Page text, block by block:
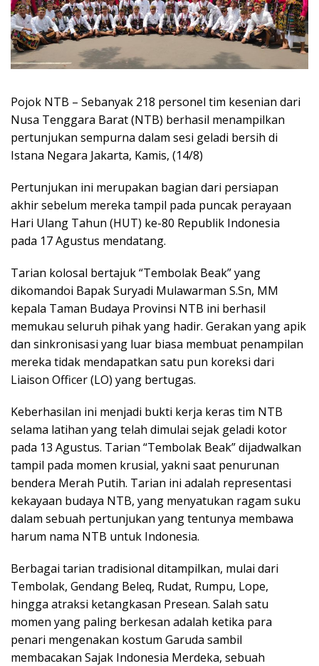
Pojok NTB – Sebanyak 218 personel tim kesenian dari
Nusa Tenggara Barat (NTB) berhasil menampilkan
pertunjukan sempurna dalam sesi geladi bersih di
Istana Negara Jakarta, Kamis, (14/8)
Pertunjukan ini merupakan bagian dari persiapan
akhir sebelum mereka tampil pada puncak perayaan
Hari Ulang Tahun (HUT) ke-80 Republik Indonesia
pada 17 Agustus mendatang.
Tarian kolosal bertajuk “Tembolak Beak” yang
dikomandoi Bapak Suryadi Mulawarman S.Sn, MM
kepala Taman Budaya Provinsi NTB ini berhasil
memukau seluruh pihak yang hadir. Gerakan yang apik
dan sinkronisasi yang luar biasa membuat penampilan
mereka tidak mendapatkan satu pun koreksi dari
Liaison Officer (LO) yang bertugas.
Keberhasilan ini menjadi bukti kerja keras tim NTB
selama latihan yang telah dimulai sejak geladi kotor
pada 13 Agustus. Tarian “Tembolak Beak” dijadwalkan
tampil pada momen krusial, yakni saat penurunan
bendera Merah Putih. Tarian ini adalah representasi
kekayaan budaya NTB, yang menyatukan ragam suku
dalam sebuah pertunjukan yang tentunya membawa
harum nama NTB untuk Indonesia.
Berbagai tarian tradisional ditampilkan, mulai dari
Tembolak, Gendang Beleq, Rudat, Rumpu, Lope,
hingga atraksi ketangkasan Presean. Salah satu
momen yang paling berkesan adalah ketika para
penari mengenakan kostum Garuda sambil
membacakan Sajak Indonesia Merdeka, sebuah